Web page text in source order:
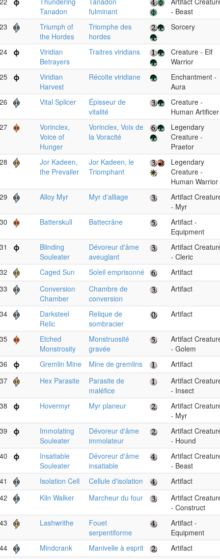
Tanadon
fulminant
- Beast
Triumph of
the Hordes
Triomphe des
hordes
Sorcery
Viridian
Betrayers
Traitres viridians
Creature - Elf
Warrior
Viridian
Harvest
Récolte viridiane
Enchantment -
Aura
Vital Splicer
Épisseur de
vitalité
Creature -
Human Artificer
Vorinclex,
Voice of
Hunger
Vorinclex, Voix de
la Voracité
Legendary
Creature -
Praetor
Jor Kadeen,
the Prevailer
Jor Kadeen, le
Triomphant
Legendary
Creature -
Human Warrior
Alloy Myr Myr d'alliage
Artifact
- Myr
Batterskull Battecrâne
Artifact -
Equipment
Blinding
Souleater
Dévoreur d'âme
aveuglant
Artifact
- Cleric
Caged Sun Soleil emprisonné
Artifact
Conversion
Chamber
Chambre de
conversion
Artifact
Darksteel
Relic
Relique de
sombracier
Artifact
Etched
Monstrosity
Monstruosité
gravée
Artifact
- Golem
Gremlin Mine Mine de gremlins
Artifact
Hex Parasite
Parasite de
maléfice
Artifact
- Insect
Hovermyr Myr planeur
Artifact
- Myr
Immolating
Souleater
Dévoreur d'âme
immolateur
Artifact
- Hound
Insatiable
Souleater
Dévoreur d'âme
insatiable
Artifact
- Beast
Isolation Cell Cellule d'isolation
Artifact
Kiln Walker Marcheur du four
Artifact
- Construct
Lashwrithe
Fouet
serpentiforme
Artifact -
Equipment
Mindcrank Manivelle à esprit
Artifact